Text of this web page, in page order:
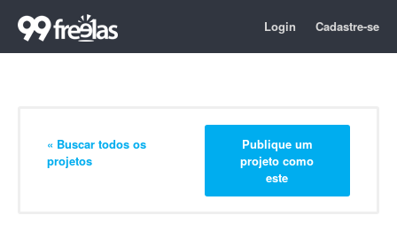
Login Cadastre-se
« Buscar todos os
projetos
Publique um
projeto como
este